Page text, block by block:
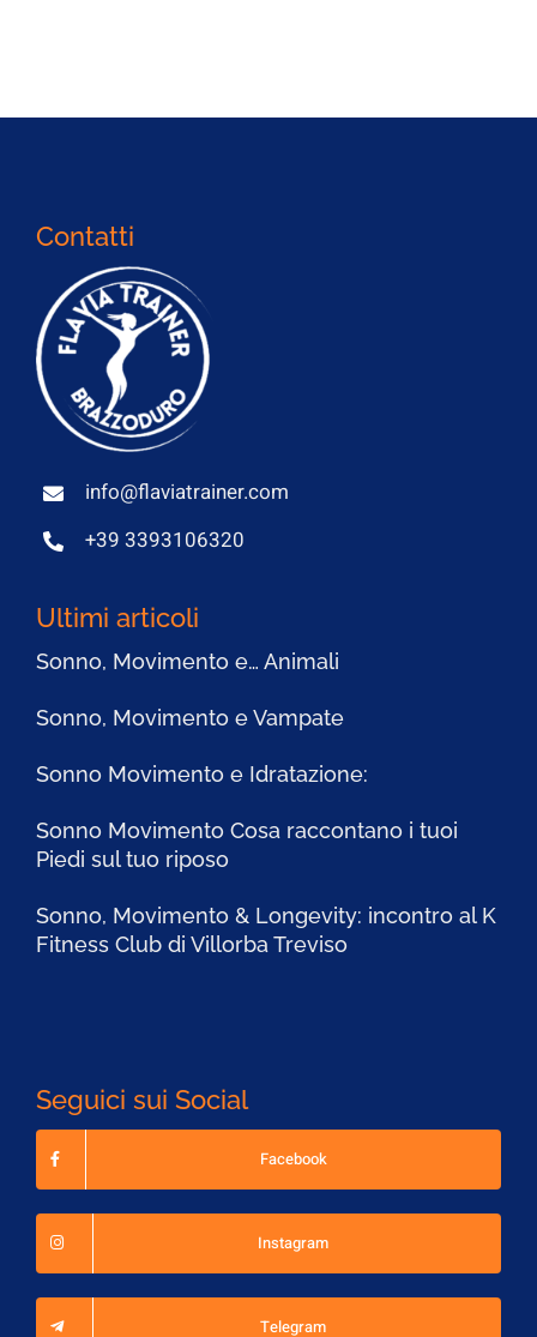
Contatti
info@flaviatrainer.com
+39 3393106320
Ultimi articoli
Sonno, Movimento e… Animali
Sonno, Movimento e Vampate
Sonno Movimento e Idratazione:
Sonno Movimento Cosa raccontano i tuoi
Piedi sul tuo riposo
Sonno, Movimento & Longevity: incontro al K
Fitness Club di Villorba Treviso
Seguici sui Social
Facebook
Instagram
Telegram